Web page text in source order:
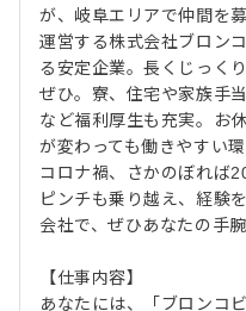
が、岐阜エリアで仲間を
運営する株式会社ブロン
る安定企業。長くじっく
ぜひ。寮、住宅や家族手
など福利厚生も充実。お
が変わっても働きやすい
コロナ禍、さかのぼれば
ピンチも乗り越え、経験
会社で、ぜひあなたの手
【仕事内容】
あなたには、「ブロンコ